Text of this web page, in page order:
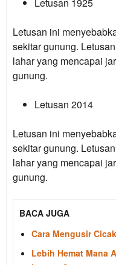
Letusan ini
sekitar gunung.
lahar yang mencapai
gunung.
Letusan 2014
Letusan ini
sekitar gunung.
lahar yang mencapai
gunung.
BACA JUGA
Cara Mengusir
Lebih Hemat Mana